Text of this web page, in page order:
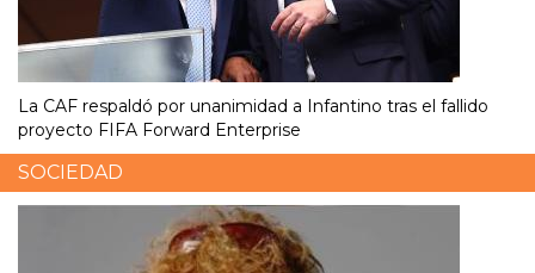
La CAF respaldó por unanimidad a Infantino tras el fallido
proyecto FIFA Forward Enterprise
SOCIEDAD